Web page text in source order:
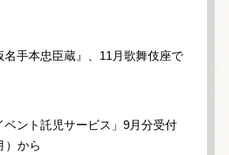
名手本忠臣蔵』、11月歌舞伎座で
ベント託児サービス」9月分受付
）から